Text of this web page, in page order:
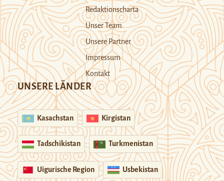
Redaktionscharta
Unser Team
Unsere Partner
Impressum
Kontakt
UNSERE LÄNDER
Kasachstan Kirgistan
Tadschikistan Turkmenistan
Uigurische Region Usbekistan